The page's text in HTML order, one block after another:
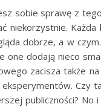
sobie sprawę z
niekorzystnie.
dobrze, a w
one dodają nieco
zacisza także
Czy
publiczności?